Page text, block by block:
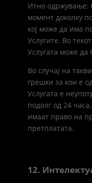
Итно одржување:
момент доколку
кој може да има
Услугите. Во
Услугата може да
Во случај на
грешки за кои е
Услугата е
подолг од 24
имаат право на
претплатата.
12.